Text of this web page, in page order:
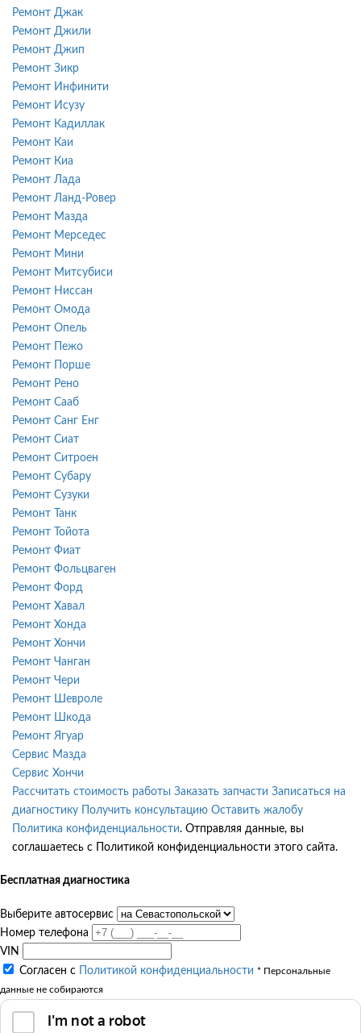
Ремонт Джак
Ремонт Джили
Ремонт Джип
Ремонт Зикр
Ремонт Инфинити
Ремонт Исузу
Ремонт Кадиллак
Ремонт Каи
Ремонт Киа
Ремонт Лада
Ремонт Ланд-Ровер
Ремонт Мазда
Ремонт Мерседес
Ремонт Мини
Ремонт Митсубиси
Ремонт Ниссан
Ремонт Омода
Ремонт Опель
Ремонт Пежо
Ремонт Порше
Ремонт Рено
Ремонт Сааб
Ремонт Санг Енг
Ремонт Сиат
Ремонт Ситроен
Ремонт Субару
Ремонт Сузуки
Ремонт Танк
Ремонт Тойота
Ремонт Фиат
Ремонт Фольцваген
Ремонт Форд
Ремонт Хавал
Ремонт Хонда
Ремонт Хончи
Ремонт Чанган
Ремонт Чери
Ремонт Шевроле
Ремонт Шкода
Ремонт Ягуар
Сервис Мазда
Сервис Хончи
Рассчитать стоимость работы Заказать запчасти Записаться на
диагностику
Получить консультацию Оставить жалобу
Политика конфиденциальности. Отправляя данные, вы
соглашаетесь с Политикой конфиденциальности этого сайта.
Бесплатная диагностика
Выберите автосервис
Номер телефона
VIN
Согласен с
Политикой конфиденциальности * Персональные
данные не собираются